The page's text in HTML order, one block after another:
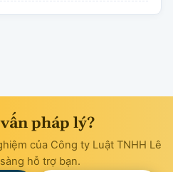
pháp lý?
của Công ty Luật TNHH Lê
hỗ trợ bạn.